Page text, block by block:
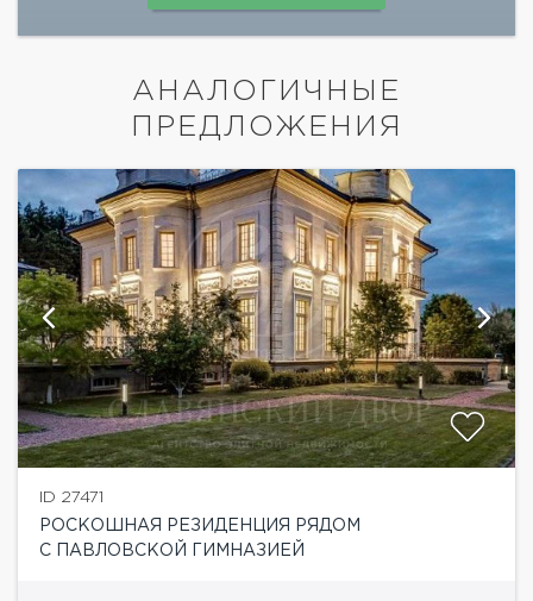
АНАЛОГИЧНЫЕ
ПРЕДЛОЖЕНИЯ
ID 27471
РОСКОШНАЯ РЕЗИДЕНЦИЯ РЯДОМ
С ПАВЛОВСКОЙ ГИМНАЗИЕЙ